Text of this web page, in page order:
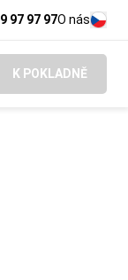
97 97 97O nás
K POKLADNĚ